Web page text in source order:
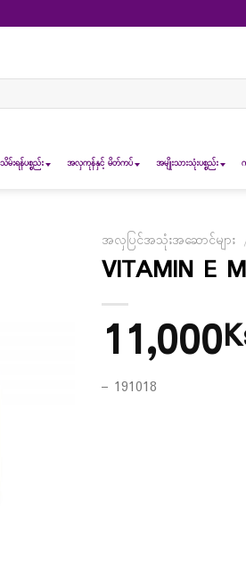
းရန်ပစ္စည်း အလှကုန်နှင့် မိတ်ကပ် အမျိုးသားသုံးပစ္စည်း
အလှပြင်အသုံးအဆောင်များ
VITAMIN E
11,000
– 191018